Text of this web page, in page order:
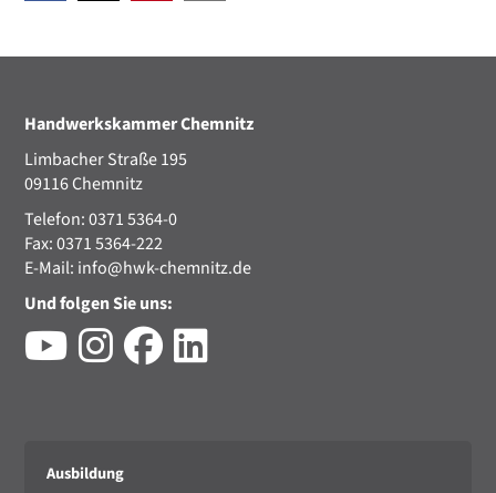
Handwerkskammer Chemnitz
Limbacher Straße 195
09116 Chemnitz
Telefon: 0371 5364-0
Fax: 0371 5364-222
E-Mail: info@hwk-chemnitz.de
Und folgen Sie uns:
Ausbildung